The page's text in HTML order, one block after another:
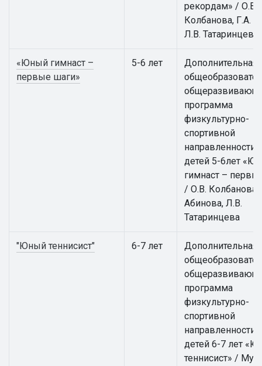
рекордам» / О.В.
Колбанова, Г.А.
Л.В. Татаринцева
«Юный гимнаст –
первые шаги»
5-6 лет
Дополнительная
программа
физкультурно-
спортивной
направленности
детей 5-6лет
гимнаст –
/ О.В. Колбанова,
Абинова, Л.В.
Татаринцева
"Юный теннисист" 6-7 лет
Дополнительная
программа
физкультурно-
спортивной
направленности
детей 6-7 лет
теннисист» /